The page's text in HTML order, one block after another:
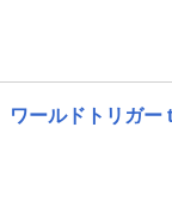
ワールドトリガ